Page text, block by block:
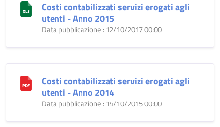
Costi contabilizzati servizi erogati agli
utenti - Anno 2015
Data pubblicazione : 12/10/2017 00:00
Costi contabilizzati servizi erogati agli
utenti - Anno 2014
Data pubblicazione : 14/10/2015 00:00